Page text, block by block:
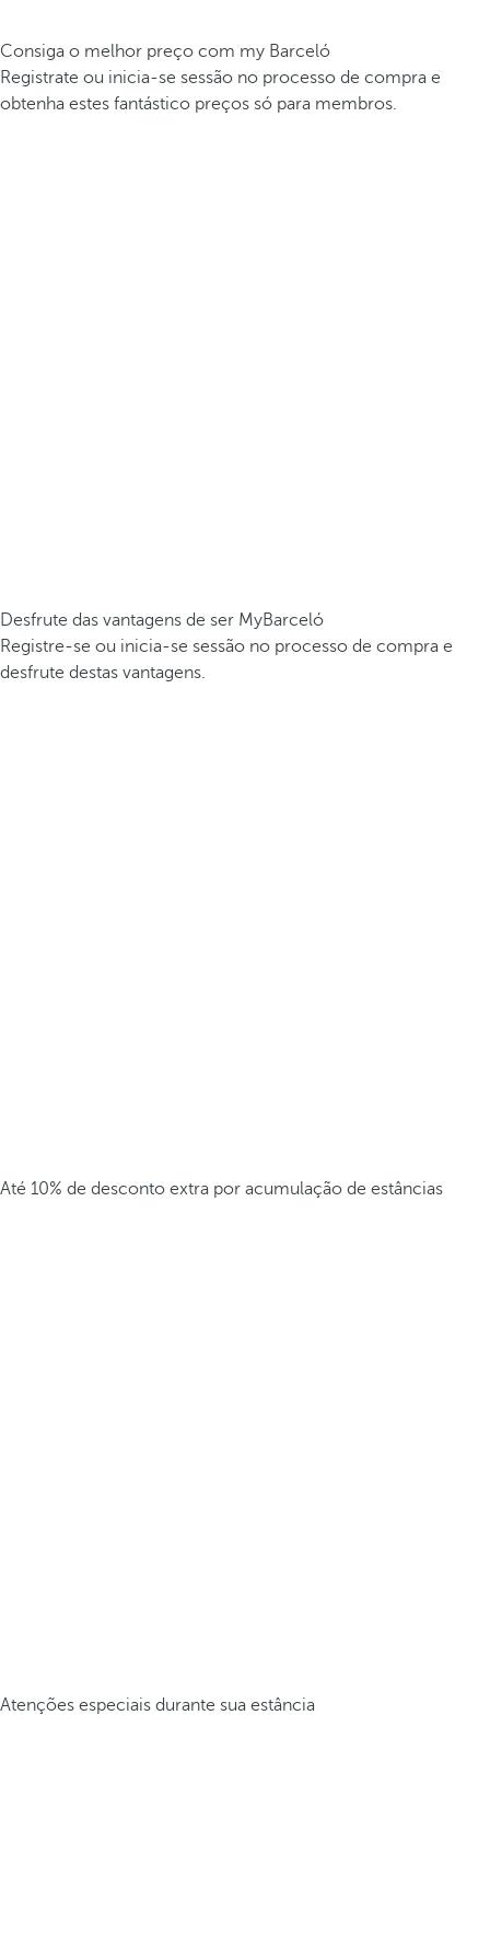
Consiga o melhor preço com my Barceló
Registrate ou inicia-se sessão no processo de compra e
obtenha estes fantástico preços só para membros.
Desfrute das vantagens de ser MyBarceló
Registre-se ou inicia-se sessão no processo de compra e
desfrute destas vantagens.
Até 10% de desconto extra por acumulação de estâncias
Atenções especiais durante sua estância